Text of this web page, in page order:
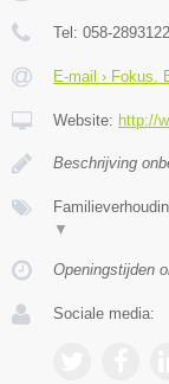
Tel: 058-2893122
E-mail › Fokus.
Website: http://
Beschrijving
▼
Openingstijden
Sociale media: